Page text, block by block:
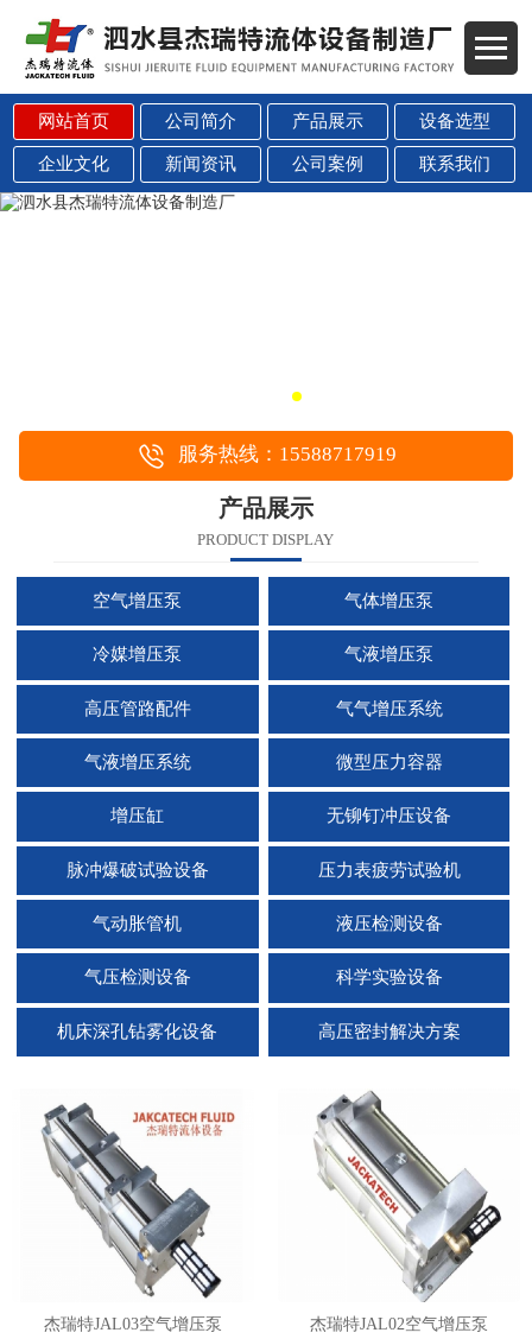
网站首页 公司简介 产品展示 设备选型
企业文化 新闻资讯 公司案例 联系我们
服务热线：15588717919
产品展示
PRODUCT DISPLAY
空气增压泵 气体增压泵
冷媒增压泵 气液增压泵
高压管路配件 气气增压系统
气液增压系统 微型压力容器
增压缸 无铆钉冲压设备
脉冲爆破试验设备 压力表疲劳试验机
气动胀管机 液压检测设备
气压检测设备 科学实验设备
机床深孔钻雾化设备 高压密封解决方案
杰瑞特JAL03空气增压泵 杰瑞特JAL02空气增压泵